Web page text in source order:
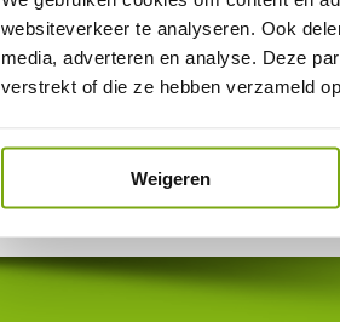
websiteverkeer te analyseren. Ook
media, adverteren en analyse. Deze
verstrekt of die ze hebben verzameld
Weigeren